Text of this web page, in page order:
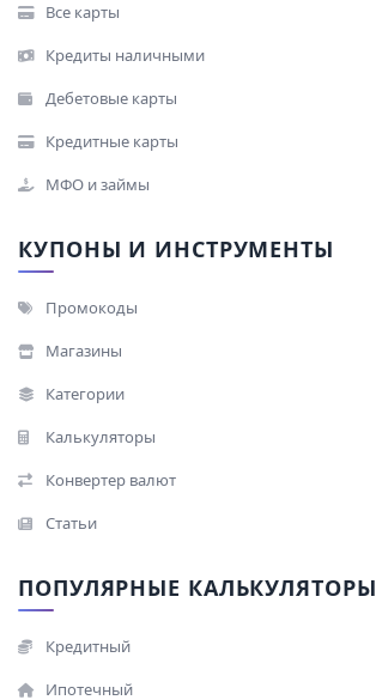
Все карты
Кредиты наличными
Дебетовые карты
Кредитные карты
МФО и займы
КУПОНЫ И ИНСТРУМЕНТЫ
Промокоды
Магазины
Категории
Калькуляторы
Конвертер валют
Статьи
ПОПУЛЯРНЫЕ КАЛЬКУЛЯТОРЫ
Кредитный
Ипотечный